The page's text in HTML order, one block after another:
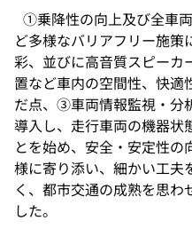
①乗降性の向上及び全車
ど多様なバリアフリー施
彩、並びに高音質スピーカ
置など車内の空間性、快適
だ点、③車両情報監視・分
導入し、走行車両の機器状
とを始め、安全・安定性の
様に寄り添い、細かい工夫
く、都市交通の成熟を思わ
した。